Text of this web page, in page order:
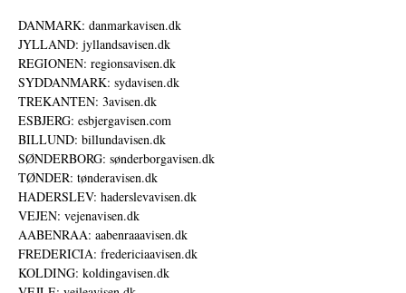
DANMARK: danmarkavisen.dk
JYLLAND: jyllandsavisen.dk
REGIONEN: regionsavisen.dk
SYDDANMARK: sydavisen.dk
TREKANTEN: 3avisen.dk
ESBJERG: esbjergavisen.com
BILLUND: billundavisen.dk
SØNDERBORG: sønderborgavisen.dk
TØNDER: tønderavisen.dk
HADERSLEV: haderslevavisen.dk
VEJEN: vejenavisen.dk
AABENRAA: aabenraaavisen.dk
FREDERICIA: fredericiaavisen.dk
KOLDING: koldingavisen.dk